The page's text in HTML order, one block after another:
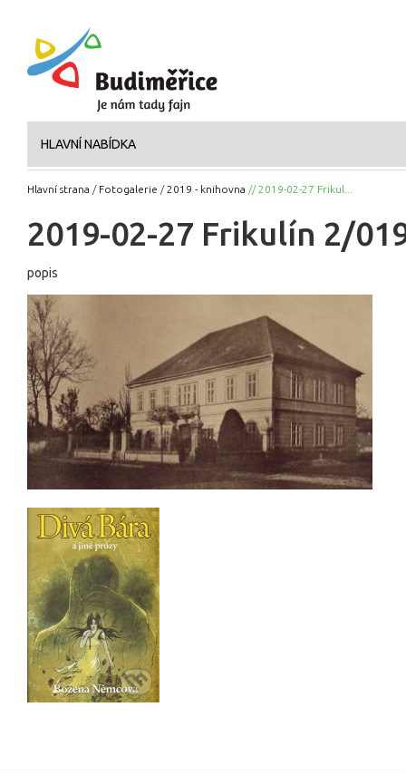
HLAVNÍ NABÍDKA
Hlavní strana / Fotogalerie /2019 - knihovna // 2019-02-27 Frikul...
2019-02-27 Frikulín 2/
popis